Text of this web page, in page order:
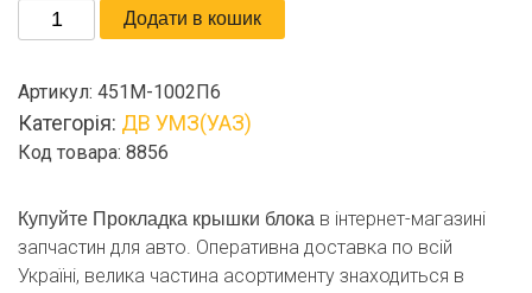
Прокладка
крышки
кількість
Додати в кошик
Артикул: 451М-1002П6
Категорія: ДВ УМЗ(УАЗ)
Код товара: 8856
Купуйте Прокладка крышки блока в інтернет-магазині
запчастин для авто. Оперативна доставка по всій
Україні, велика частина асортименту знаходиться в